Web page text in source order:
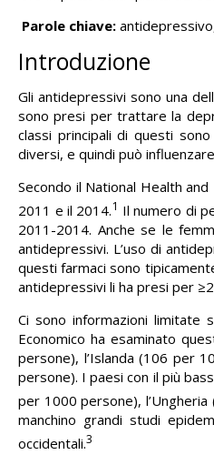
Parole chiave:
Introduzione
Gli antidepressivi sono una
sono presi per trattare la
classi principali di questi
diversi, e quindi può
Secondo il National Health
2011 e il 2014.1 Il numero di
2011-2014. Anche se le
antidepressivi. L’uso di
questi farmaci sono
antidepressivi li ha presi per
Ci sono informazioni limitate
Economico ha esaminato
persone), l’Islanda (106 per
persone). I paesi con il più
per 1000 persone),
manchino grandi studi
occidentali.3